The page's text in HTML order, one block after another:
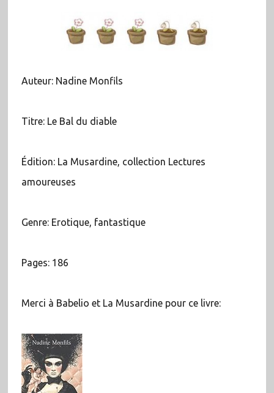
Auteur: Nadine Monfils
Titre: Le Bal du diable
Édition: La Musardine, collection Lectures
amoureuses
Genre: Erotique, fantastique
Pages: 186
Merci à Babelio et La Musardine pour ce livre: